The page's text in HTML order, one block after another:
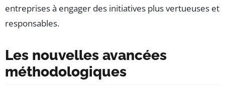
entreprises à engager des initiatives plus vertueuses et
responsables.
Les nouvelles avancées
méthodologiques